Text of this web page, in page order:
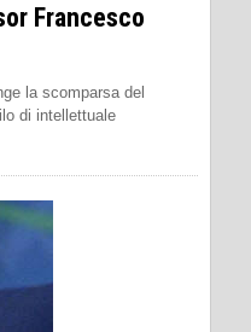
Francesco
la scomparsa del
di intellettuale